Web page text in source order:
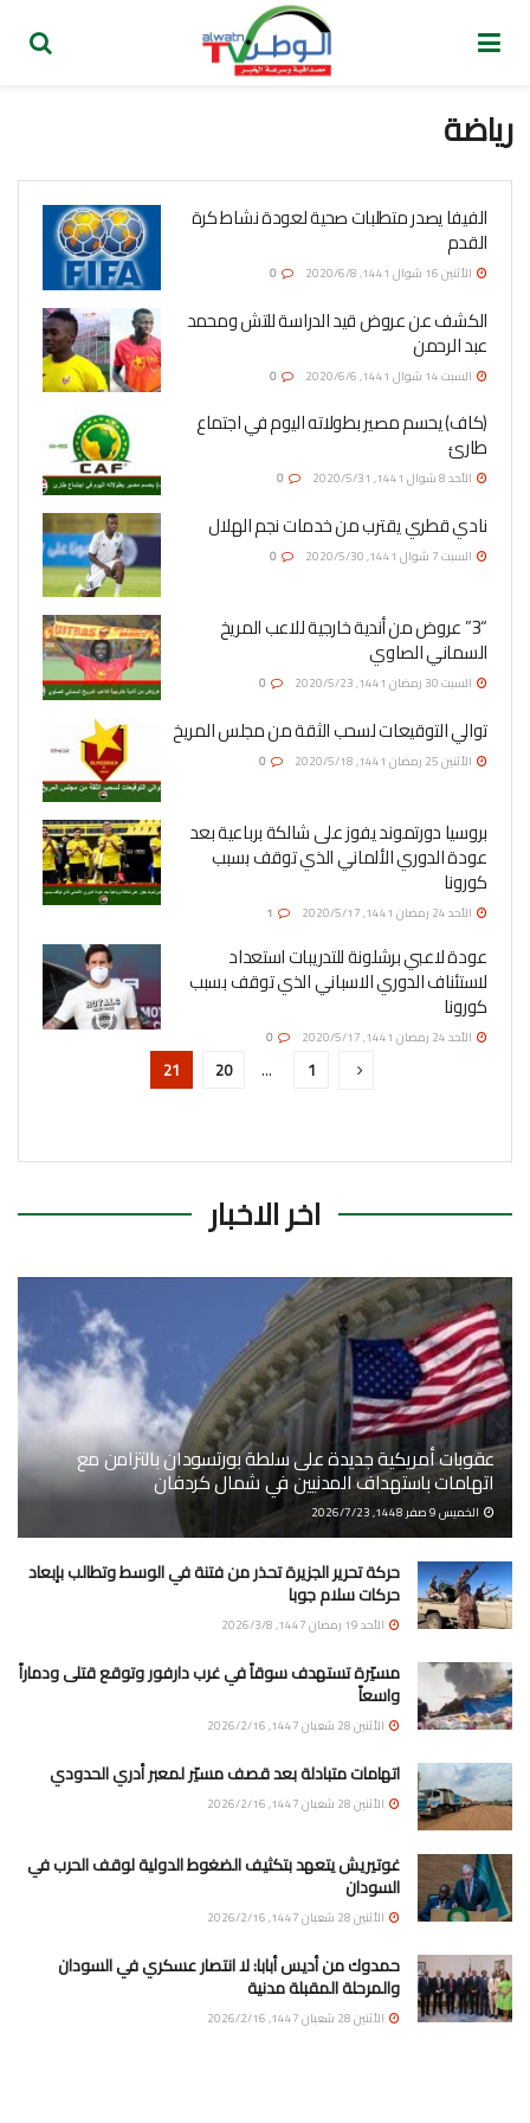
رياضة
الفيفا يصدر متطلبات صحية لعودة نشاط كرة
القدم
الأثنين 16 شوال 1441, 2020/6/8
الكشف عن عروض قيد الدراسة للتش ومحمد
عبد الرحمن
السبت 14 شوال 1441, 2020/6/6
(كاف) يحسم مصير بطولاته اليوم في اجتماع
طارئ
الأحد 8 شوال 1441, 2020/5/31
نادي قطري يقترب من خدمات نجم الهلال
السبت 7 شوال 1441, 2020/5/30
“3” عروض من أندية خارجية للاعب المريخ
السماني الصاوي
السبت 30 رمضان 1441, 2020/5/23
توالي التوقيعات لسحب الثقة من مجلس المريخ
الأثنين 25 رمضان 1441, 2020/5/18
بروسيا دورتموند يفوز على شالكة برباعية بعد
عودة الدوري الألماني الذي توقف بسبب
كورونا
الأحد 24 رمضان 1441, 2020/5/17
عودة لاعبي برشلونة للتدريبات استعداد
لاستئناف الدوري الاسباني الذي توقف بسبب
كورونا
الأحد 24 رمضان 1441, 2020/5/17
1
…
20
21
اخر الاخبار
عقوبات أمريكية جديدة على سلطة بورتسودان بالتزامن مع
اتهامات باستهداف المدنيين في شمال كردفان
الخميس 9 صفر 1448, 2026/7/23
حركة تحرير الجزيرة تحذر من فتنة في الوسط وتطالب بإبعاد
حركات سلام جوبا
الأحد 19 رمضان 1447, 2026/3/8
مسيّرة تستهدف سوقاً في غرب دارفور وتوقع قتلى ودماراً
واسعاً
الأثنين 28 شعبان 1447, 2026/2/16
اتهامات متبادلة بعد قصف مسيّر لمعبر أدري الحدودي
الأثنين 28 شعبان 1447, 2026/2/16
غوتيريش يتعهد بتكثيف الضغوط الدولية لوقف الحرب في
السودان
الأثنين 28 شعبان 1447, 2026/2/16
حمدوك من أديس أبابا: لا انتصار عسكري في السودان
والمرحلة المقبلة مدنية
الأثنين 28 شعبان 1447, 2026/2/16